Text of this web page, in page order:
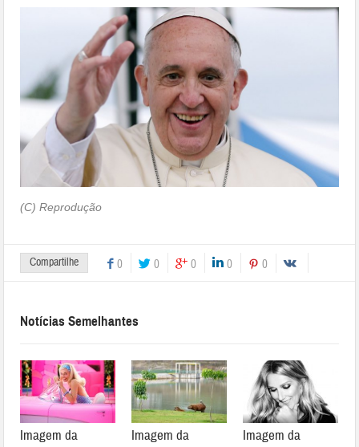
(C) Reprodução
Compartilhe 0 0 0 0 0
Notícias Semelhantes
Imagem da
Imagem da
Imagem da